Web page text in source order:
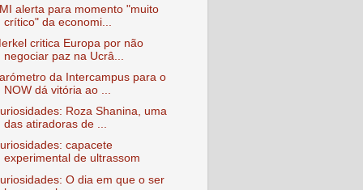
alerta para momento "muito
crítico" da economi...
critica Europa por não
negociar paz na Ucrâ...
da Intercampus para o
NOW dá vitória ao ...
Roza Shanina, uma
das atiradoras de ...
capacete
experimental de ultrassom
O dia em que o ser